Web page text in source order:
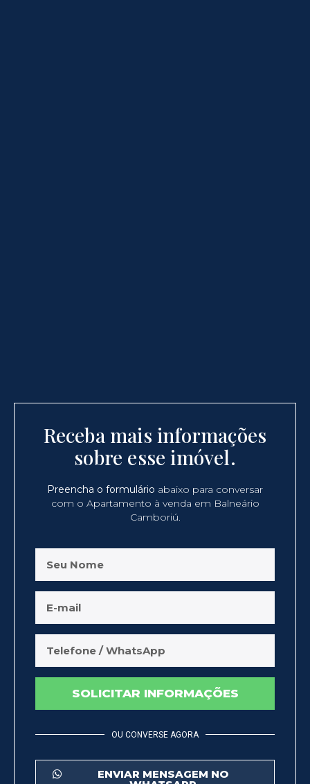
Receba mais informações
sobre esse imóvel.
Preencha o formulário abaixo para conversar
com o Apartamento à venda em Balneário
Camboriú.
SOLICITAR INFORMAÇÕES
OU CONVERSE AGORA
ENVIAR MENSAGEM NO